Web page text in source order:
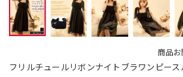
商品
フリルチュールリボンナイトブラワンピース